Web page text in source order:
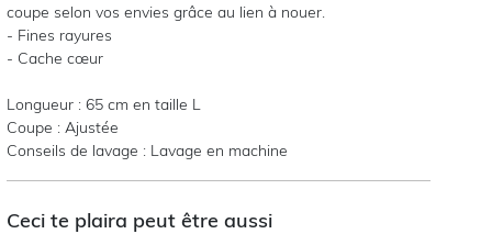
coupe selon vos envies grâce au lien à nouer.
- Fines rayures
- Cache cœur
Longueur : 65 cm en taille L
Coupe : Ajustée
Conseils de lavage : Lavage en machine
Ceci te plaira peut être aussi